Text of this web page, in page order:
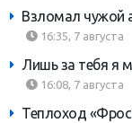
Взломал чужой
16:35, 7 августа
Лишь за тебя я
16:08, 7 августа
Теплоход